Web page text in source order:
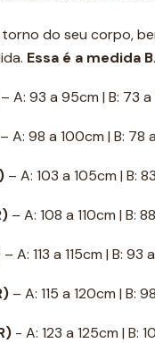
do seu corpo,
Essa é a medida B.
– A: 93 a 95cm | B: 73
– A: 98 a 100cm | B: 78
– A: 103 a 105cm | B:
– A: 108 a 110cm | B:
– A: 113 a 115cm | B: 93
– A: 115 a 120cm | B:
- A: 123 a 125cm | B: